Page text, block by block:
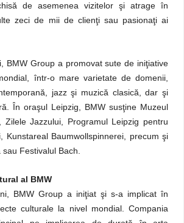
de asemenea vizitelor şi atrage în
zeci de mii de clienţi sau pasionaţi ai
BMW Group a promovat sute de iniţiative
într-o mare varietate de domenii,
jazz şi muzică clasică, dar şi
În oraşul Leipzig, BMW susţine Muzeul
Zilele Jazzului, Programul Leipzig pentru
Kunstareal Baumwollspinnerei, precum şi
Festivalul Bach.
al BMW
BMW Group a iniţiat şi s-a implicat în
culturale la nivel mondial. Compania